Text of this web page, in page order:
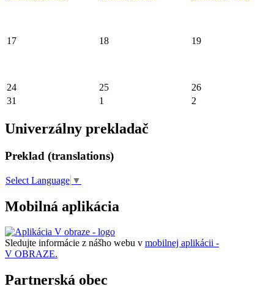
17 18 19
24 25
26
31
1 2
Univerzálny prekladač
Preklad (translations)
Select Language ▼
Mobilná aplikácia
Sledujte informácie z nášho webu v mobilnej aplikácii -
V OBRAZE.
Partnerská obec